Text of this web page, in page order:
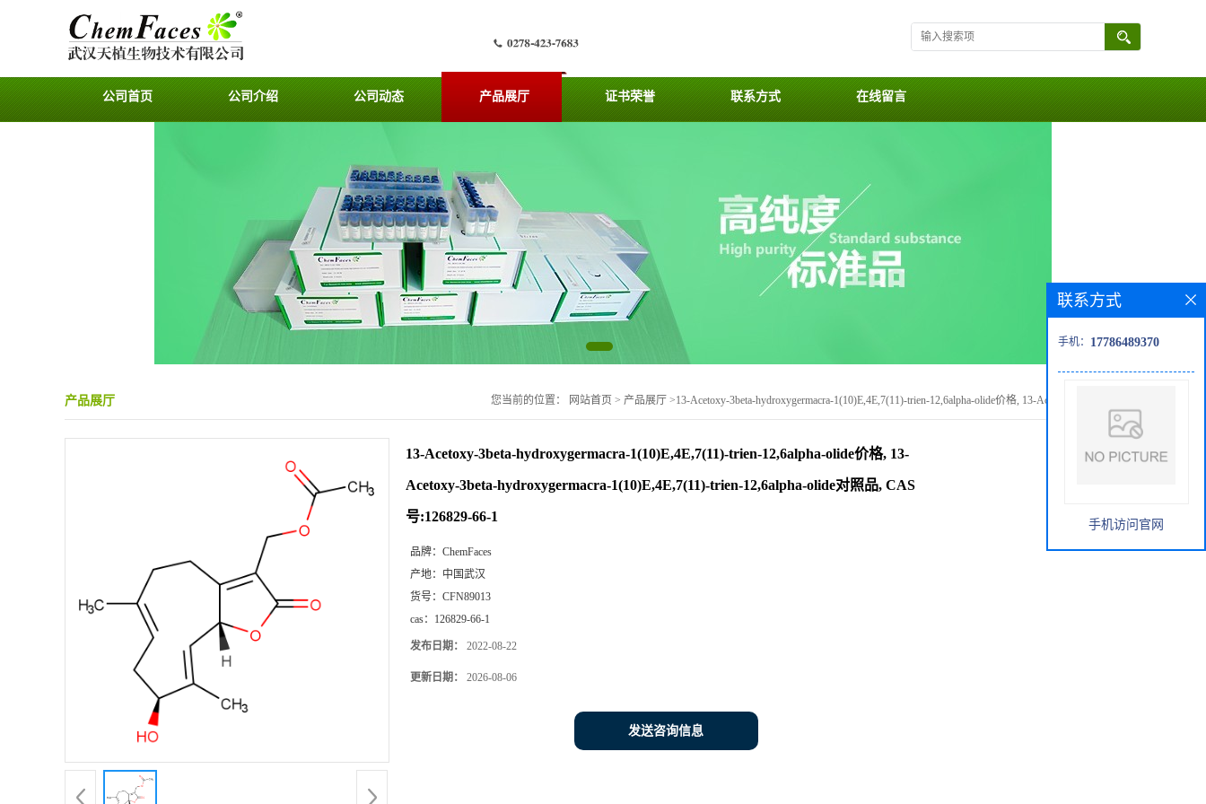
公司首页 公司介绍 公司动态 产品展厅 证书荣誉 联系方式 在线留言
产品展厅 您当前的位置： 网站首页 > 产品展厅 >13-Acetoxy-3beta-hydroxygermacra-1(10)E,4E,7(11)-trien-12,6alpha-olide价格, 13-Acetoxy-3beta-
13-Acetoxy-3beta-hydroxygermacra-1(10)E,4E,7(11)-trien-12,6alpha-olide价格, 13-
Acetoxy-3beta-hydroxygermacra-1(10)E,4E,7(11)-trien-12,6alpha-olide对照品, CAS
号:126829-66-1
品牌： ChemFaces
产地： 中国武汉
货号： CFN89013
cas： 126829-66-1
发布日期： 2022-08-22
更新日期： 2026-08-06
发送咨询信息
联系方式
手机： 17786489370
手机访问官网